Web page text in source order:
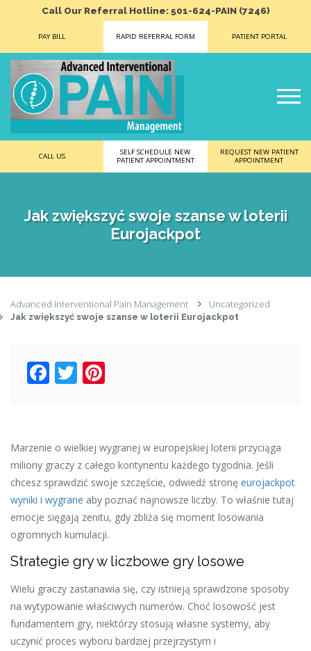
Call Our Referral Hotline: 501-624-PAIN (7246)
PAY BILL RAPID REFERRAL FORM PATIENT PORTAL
CALL US
SELF SCHEDULE NEW
PATIENT APPOINTMENT
REQUEST NEW PATIENT
APPOINTMENT
Jak zwiększyć swoje szanse w loterii
Eurojackpot
Advanced Interventional Pain Management Uncategorized
Jak zwiększyć swoje szanse w loterii Eurojackpot
Facebook
Twitter
Marzenie o wielkiej wygranej w europejskiej loterii przyciąga
miliony graczy z całego kontynentu każdego tygodnia. Jeśli
chcesz sprawdzić swoje szczęście, odwiedź stronę eurojackpot
wyniki i wygrane aby poznać najnowsze liczby. To właśnie tutaj
emocje sięgają zenitu, gdy zbliża się moment losowania
ogromnych kumulacji.
Strategie gry w liczbowe gry losowe
Wielu graczy zastanawia się, czy istnieją sprawdzone sposoby
na wytypowanie właściwych numerów. Choć losowość jest
fundamentem gry, niektórzy stosują własne systemy, aby
uczynić proces wyboru bardziej przejrzystym i